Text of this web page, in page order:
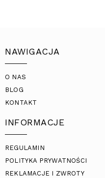
NAWIGACJA
O NAS
BLOG
KONTAKT
INFORMACJE
REGULAMIN
POLITYKA PRYWATNOŚCI
REKLAMACJE I ZWROTY